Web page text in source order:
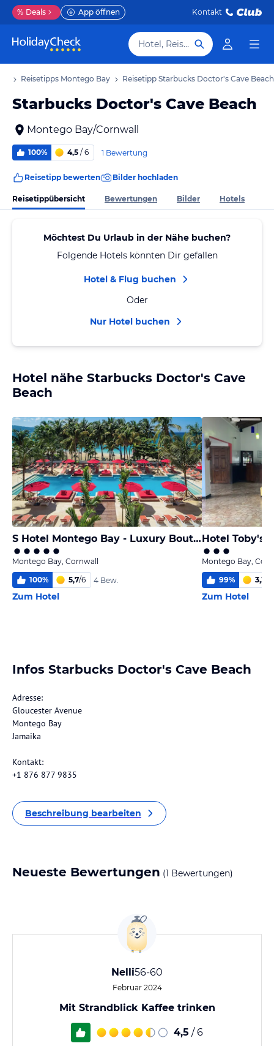
% Deals App öffnen Kontakt
Hotel, Reiseziel
Reisetipps Montego Bay Reisetipp Starbucks Doctor's Cave Beach
Starbucks Doctor's Cave Beach
Montego Bay/Cornwall
100% 4,5 / 6 1 Bewertung
Reisetipp bewerten Bilder hochladen
Reisetippübersicht Bewertungen Bilder Hotels
Möchtest Du Urlaub in der Nähe buchen?
Folgende Hotels könnten Dir gefallen
Hotel & Flug buchen
Oder
Nur Hotel buchen
Hotel nähe Starbucks Doctor's Cave
Beach
S Hotel Montego Bay - Luxury Boutique All-Inclusive Hotel
Montego Bay, Cornwall
100% 5,7/6 4 Bew.
Zum Hotel
Hotel Toby's
Montego Bay,
99% 3,2
Zum Hotel
Infos Starbucks Doctor's Cave Beach
Adresse:
Gloucester Avenue
Montego Bay
Jamaika
Kontakt:
+1 876 877 9835
Beschreibung bearbeiten
Neueste Bewertungen (1 Bewertungen)
Nelli56-60
Februar 2024
Mit Strandblick Kaffee trinken
4,5 / 6